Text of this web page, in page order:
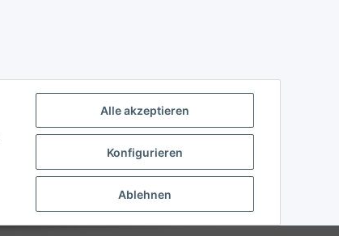
Alle akzeptieren
Konfigurieren
Ablehnen